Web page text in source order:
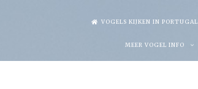
VOGELS KIJKEN IN PORTUGAL
MEER VOGEL INFO